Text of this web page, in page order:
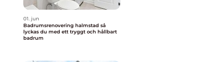
01. jun
Badrumsrenovering halmstad så
lyckas du med ett tryggt och hållbart
badrum